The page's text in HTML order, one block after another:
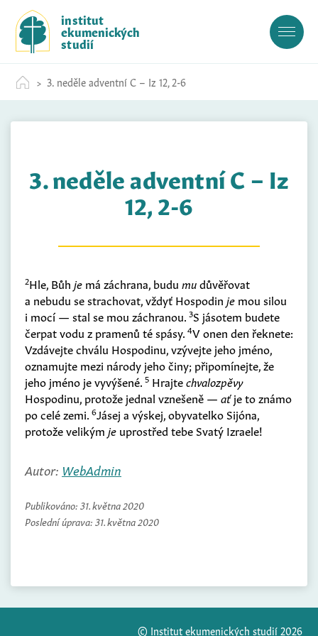
c
institut
ekumenických
studií
3. neděle adventní C – Iz 12, 2-6
3. neděle adventní C – Iz
12, 2-6
2Hle, Bůh je má záchrana, budu mudůvěřovat
a nebudu se strachovat, vždyť Hospodin je mou silou
i mocí — stal se mou záchranou. 3S jásotem budete
čerpat vodu z pramenů té spásy. 4V onen den řeknete:
Vzdávejte chválu Hospodinu, vzývejte jeho jméno,
oznamujte mezi národy jeho činy; připomínejte, že
jeho jméno je vyvýšené. 5 Hrajtechvalozpěvy
Hospodinu, protože jednal vznešeně — aťje to známo
po celé zemi. 6Jásej a výskej, obyvatelko Sijóna,
protože velikým je uprostřed tebe Svatý Izraele!
Autor: WebAdmin
Publikováno: 31. května 2020
Poslední úprava: 31. května 2020
© Institut ekumenických studií 2026